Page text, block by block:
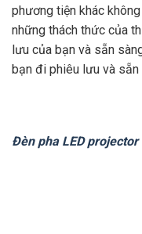
phương tiện khác
những thách thức của
lưu của bạn và sẵn
bạn đi phiêu lưu và
Đèn pha LED projector